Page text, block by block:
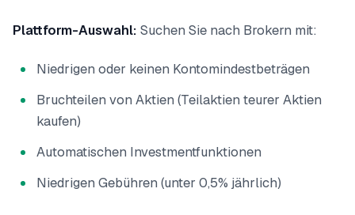
Plattform-Auswahl: Suchen Sie nach Brokern mit:
Niedrigen oder keinen Kontomindestbeträgen
Bruchteilen von Aktien (Teilaktien teurer Aktien
kaufen)
Automatischen Investmentfunktionen
Niedrigen Gebühren (unter 0,5% jährlich)